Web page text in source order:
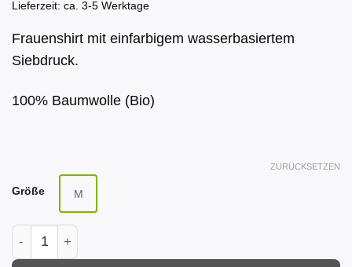
Lieferzeit: ca. 3-5 Werktage
Frauenshirt mit einfarbigem wasserbasiertem
Siebdruck.
100% Baumwolle (Bio)
Größe M
ZURÜCKSETZEN
Car Watch Shirt (Frauen), naturweiß Menge